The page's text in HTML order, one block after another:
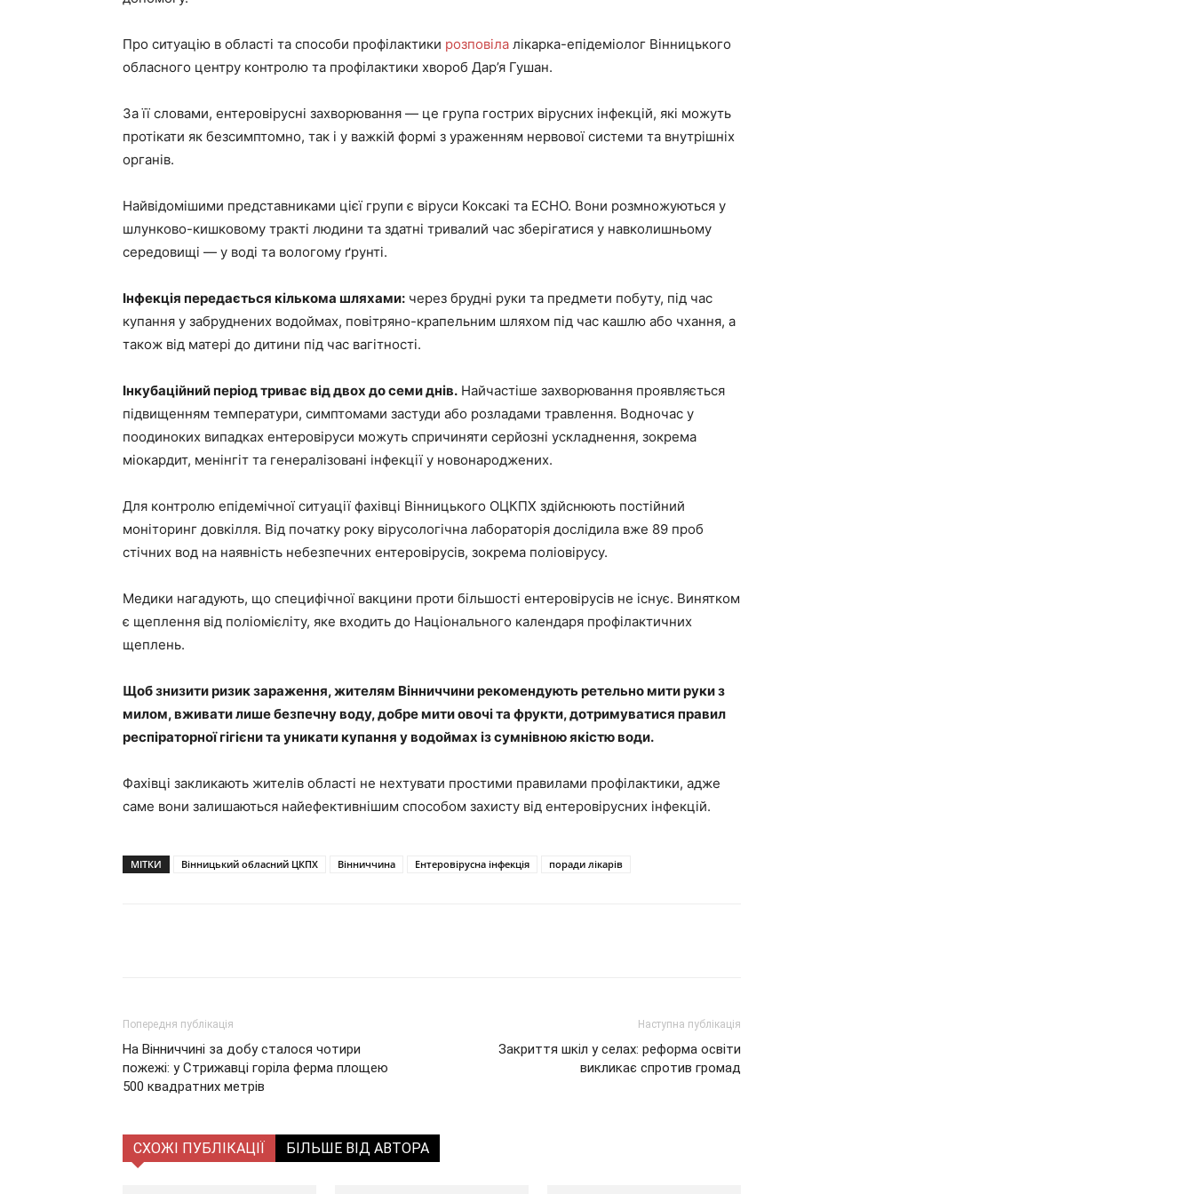
Про ситуацію в області та способи профілактики розповіла лікарка-епідеміолог Вінницького
обласного центру контролю та профілактики хвороб Дар’я Гушан.
За її словами, ентеровірусні захворювання — це група гострих вірусних інфекцій, які можуть
протікати як безсимптомно, так і у важкій формі з ураженням нервової системи та внутрішніх
органів.
Найвідомішими представниками цієї групи є віруси Коксакі та ECHO. Вони розмножуються у
шлунково-кишковому тракті людини та здатні тривалий час зберігатися у навколишньому
середовищі — у воді та вологому ґрунті.
Інфекція передається кількома шляхами: через брудні руки та предмети побуту, під час
купання у забруднених водоймах, повітряно-крапельним шляхом під час кашлю або чхання, а
також від матері до дитини під час вагітності.
Інкубаційний період триває від двох до семи днів. Найчастіше захворювання проявляється
підвищенням температури, симптомами застуди або розладами травлення. Водночас у
поодиноких випадках ентеровіруси можуть спричиняти серйозні ускладнення, зокрема
міокардит, менінгіт та генералізовані інфекції у новонароджених.
Для контролю епідемічної ситуації фахівці Вінницького ОЦКПХ здійснюють постійний
моніторинг довкілля. Від початку року вірусологічна лабораторія дослідила вже 89 проб
стічних вод на наявність небезпечних ентеровірусів, зокрема поліовірусу.
Медики нагадують, що специфічної вакцини проти більшості ентеровірусів не існує. Винятком
є щеплення від поліомієліту, яке входить до Національного календаря профілактичних
щеплень.
Щоб знизити ризик зараження, жителям Вінниччини рекомендують ретельно мити руки з
милом, вживати лише безпечну воду, добре мити овочі та фрукти, дотримуватися правил
респіраторної гігієни та уникати купання у водоймах із сумнівною якістю води.
Фахівці закликають жителів області не нехтувати простими правилами профілактики, адже
саме вони залишаються найефективнішим способом захисту від ентеровірусних інфекцій.
МІТКИ Вінницький обласний ЦКПХ Вінниччина Ентеровірусна інфекція поради лікарів
Попередня публікація
На Вінниччині за добу сталося чотири
пожежі: у Стрижавці горіла ферма площею
500 квадратних метрів
Наступна публікація
Закриття шкіл у селах: реформа освіти
викликає спротив громад
СХОЖІ ПУБЛІКАЦІЇ БІЛЬШЕ ВІД АВТОРА